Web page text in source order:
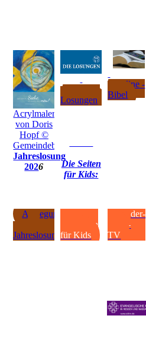
Acrylmalerei
von Doris
Hopf ©
Gemeindebriefdruckerei.de
Jahreslosung
2026
tägliche
Losungen
Die Seiten
für Kids:
online -
Bibel
Auslegung
Jahreslosung
entdecken
für Kids
Kinder-
Bibel-
TV